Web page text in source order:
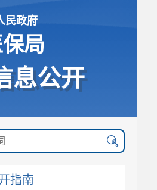
民政府
保局
息公开
指南